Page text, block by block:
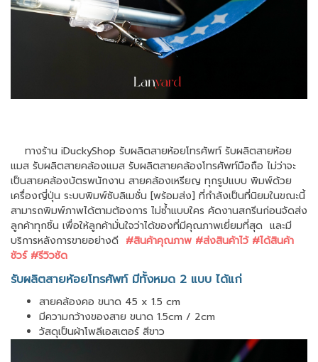
ทางร้าน iDuckyShop รับผลิตสายห้อยโทรศัพท์ รับผลิตสายห้อย
แมส รับผลิตสายคล้องแมส รับผลิตสายคล้องโทรศัพท์มือถือ ไม่ว่าจะ
เป็นสายคล้องบัตรพนักงาน สายคล้องเหรียญ ทุกรูปแบบ พิมพ์ด้วย
เครื่องญี่ปุ่น ระบบพิมพ์ซับลิเมชั่น [พร้อมส่ง] ที่กำลังเป็นที่นิยมในขณะนี้
สามารถพิมพ์ภาพได้ตามต้องการ ไม่ซ้ำแบบใคร คัดงานสกรีนก่อนจัดส่ง
ลูกค้าทุกชิ้น เพื่อให้ลูกค้ามั่นใจว่าได้ของที่มีคุณภาพเยี่ยมที่สุด และมี
บริการหลังการขายอย่างดี #สินค้าคุณภาพ #ส่งสินค้าไว้ #ได้สินค้า
ชัวร์ #รีวิวชัด
รับผลิตสายห้อยโทรศัพท์ มีทั้งหมด 2 แบบ ได้แก่
สายคล้องคอ ขนาด 45 x 1.5 cm
มีความกว้างของสาย ขนาด 1.5cm / 2cm
วัสดุเป็นผ้าโพลีเอสเตอร์ สีขาว